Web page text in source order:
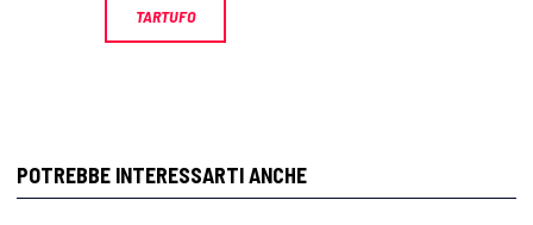
TARTUFO
POTREBBE INTERESSARTI ANCHE